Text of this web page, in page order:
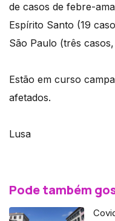
de casos de febre-
Espírito Santo (19
São Paulo (três
Estão em curso
afetados.
Lusa
Pode também